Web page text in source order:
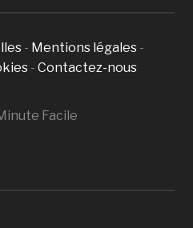
- Mentions légales -
- Contactez-nous
Facile